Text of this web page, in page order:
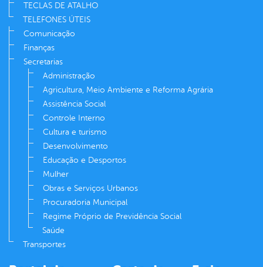
TECLAS DE ATALHO
TELEFONES ÚTEIS
Comunicação
Finanças
Secretarias
Administração
Agricultura, Meio Ambiente e Reforma Agrária
Assistência Social
Controle Interno
Cultura e turismo
Desenvolvimento
Educação e Desportos
Mulher
Obras e Serviços Urbanos
Procuradoria Municipal
Regime Próprio de Previdência Social
Saúde
Transportes